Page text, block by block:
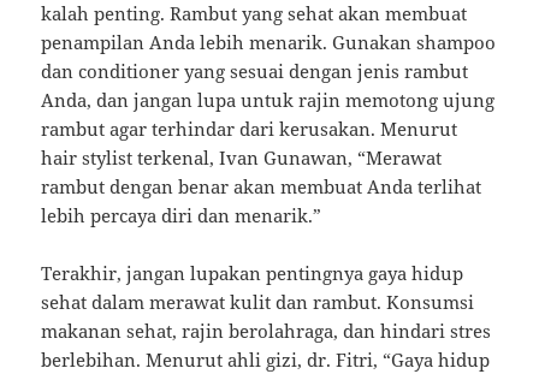
kalah penting. Rambut yang sehat akan membuat
penampilan Anda lebih menarik. Gunakan shampoo
dan conditioner yang sesuai dengan jenis rambut
Anda, dan jangan lupa untuk rajin memotong ujung
rambut agar terhindar dari kerusakan. Menurut
hair stylist terkenal, Ivan Gunawan, “Merawat
rambut dengan benar akan membuat Anda terlihat
lebih percaya diri dan menarik.”
Terakhir, jangan lupakan pentingnya gaya hidup
sehat dalam merawat kulit dan rambut. Konsumsi
makanan sehat, rajin berolahraga, dan hindari stres
berlebihan. Menurut ahli gizi, dr. Fitri, “Gaya hidup